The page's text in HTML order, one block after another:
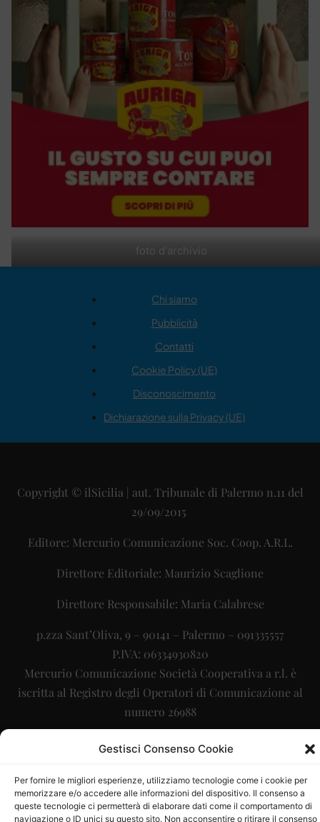
Gestisci Consenso Cookie
Per fornire le migliori esperienze, utilizziamo tecnologie come i cookie per
memorizzare e/o accedere alle informazioni del dispositivo. Il consenso a
queste tecnologie ci permetterà di elaborare dati come il comportamento di
navigazione o ID unici su questo sito. Non acconsentire o ritirare il consenso
foto d'archivio
Chi siamo
Pubblicità
Contatti
Cookie Policy (UE)
Disconoscimento
Dichiarazione sulla Privacy (UE)
Copyright © ilSicilia | aut. Tribunale di Palermo n.11 del
29/09/2015
Editore: Mercurio Comunicazione Soc. Coop. A.R.L.
Direttore Editoriale: Maurizio Scaglione
Direttore Responsabile: Maria Calabrese
p.zza Sant’Oliva, 9 – 90141 – Palermo – 091335557
P.IVA: 06334930820
Mercurio Comunicazione Società Cooperativa a r.l. è
iscritta al Registro degli Operatori di Comunicazione al
numero 26988
Sito gestito da La Digitale srl – info@ladigitale.it